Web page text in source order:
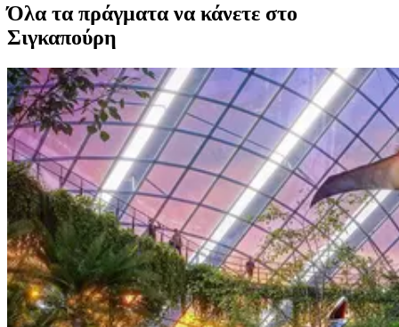
Όλα τα πράγματα να κάνετε στο
Σιγκαπούρη